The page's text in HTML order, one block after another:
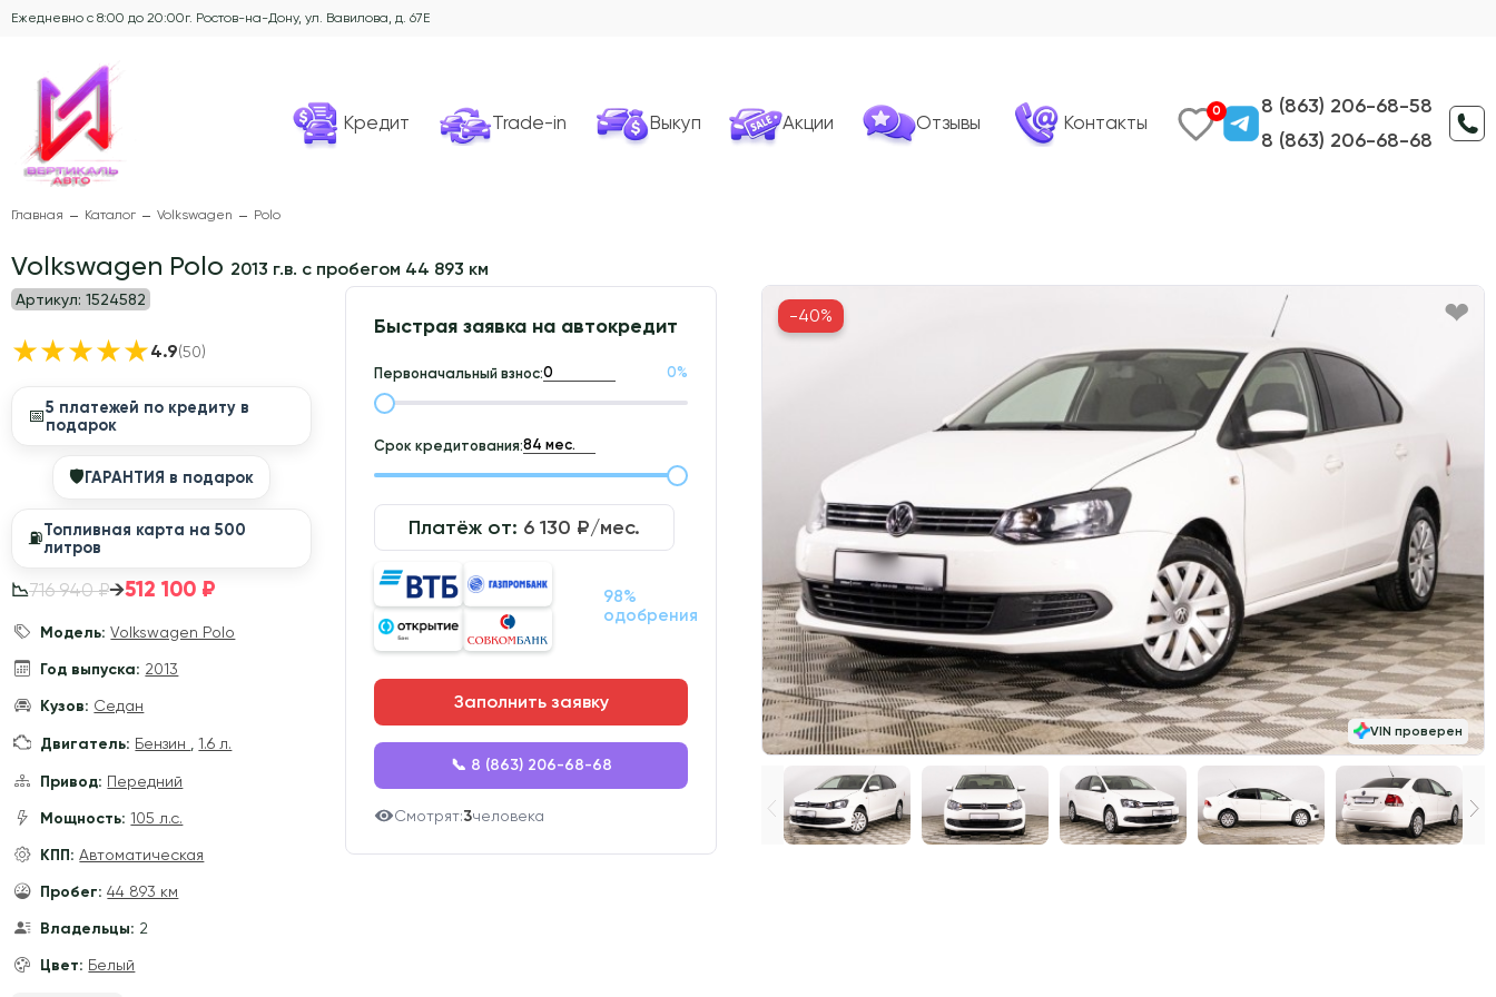
Ежедневно с 8:00 до 20:00г. Ростов-на-Дону, ул. Вавилова, д. 67Е
Кредит Trade-in Выкуп Акции Отзывы Контакты
0
8 (863) 206-68-58
8 (863) 206-68-68
Главная Каталог Volkswagen Polo
Volkswagen Polo 2013 г.в. с пробегом 44 893 км
Артикул: 1524582
★★★★★4.9(50)
📅5 платежей по кредиту в
подарок
🛡ГАРАНТИЯ в подарок
⛽️Топливная карта на 500
литров
📉716 940 ₽→512 100 ₽
Модель: Volkswagen Polo
Год выпуска: 2013
Кузов: Седан
Двигатель: Бензин ,1.6 л.
Привод: Передний
Мощность: 105 л.с.
КПП: Автоматическая
Пробег: 44 893 км
Владельцы: 2
Цвет: Белый
Быстрая заявка на автокредит
Первоначальный взнос: 0%
Срок кредитования:
Платёж от: 6 130 ₽/мес.
98%
одобрения
Заполнить заявку
📞 8 (863) 206-68-68
Смотрят:3человека
VIN проверен
-40%